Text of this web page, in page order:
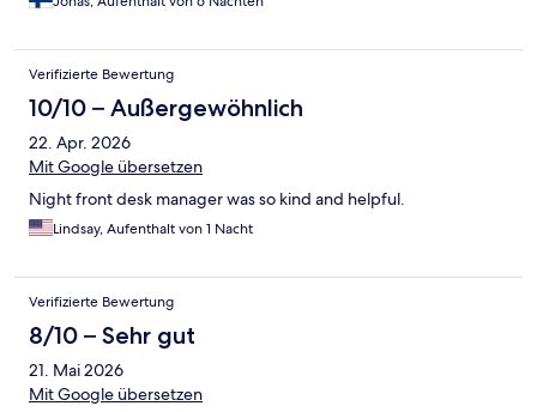
Verifizierte Bewertung
10/10 – Außergewöhnlich
22. Apr. 2026
Mit Google übersetzen
Night front desk manager was so kind and helpful.
Lindsay, Aufenthalt von 1 Nacht
Verifizierte Bewertung
8/10 – Sehr gut
21. Mai 2026
Mit Google übersetzen